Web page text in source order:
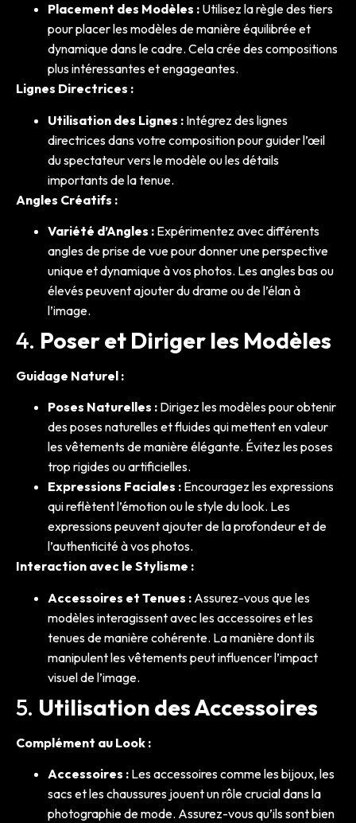
Placement des Modèles : Utilisez la règle des tiers
pour placer les modèles de manière équilibrée et
dynamique dans le cadre. Cela crée des compositions
plus intéressantes et engageantes.
Lignes Directrices :
Utilisation des Lignes : Intégrez des lignes
directrices dans votre composition pour guider l’œil
du spectateur vers le modèle ou les détails
importants de la tenue.
Angles Créatifs :
Variété d’Angles : Expérimentez avec différents
angles de prise de vue pour donner une perspective
unique et dynamique à vos photos. Les angles bas ou
élevés peuvent ajouter du drame ou de l’élan à
l’image.
4. Poser et Diriger les Modèles
Guidage Naturel :
Poses Naturelles : Dirigez les modèles pour obtenir
des poses naturelles et fluides qui mettent en valeur
les vêtements de manière élégante. Évitez les poses
trop rigides ou artificielles.
Expressions Faciales : Encouragez les expressions
qui reflètent l’émotion ou le style du look. Les
expressions peuvent ajouter de la profondeur et de
l’authenticité à vos photos.
Interaction avec le Stylisme :
Accessoires et Tenues : Assurez-vous que les
modèles interagissent avec les accessoires et les
tenues de manière cohérente. La manière dont ils
manipulent les vêtements peut influencer l’impact
visuel de l’image.
5. Utilisation des Accessoires
Complément au Look :
Accessoires : Les accessoires comme les bijoux, les
sacs et les chaussures jouent un rôle crucial dans la
photographie de mode. Assurez-vous qu’ils sont bien